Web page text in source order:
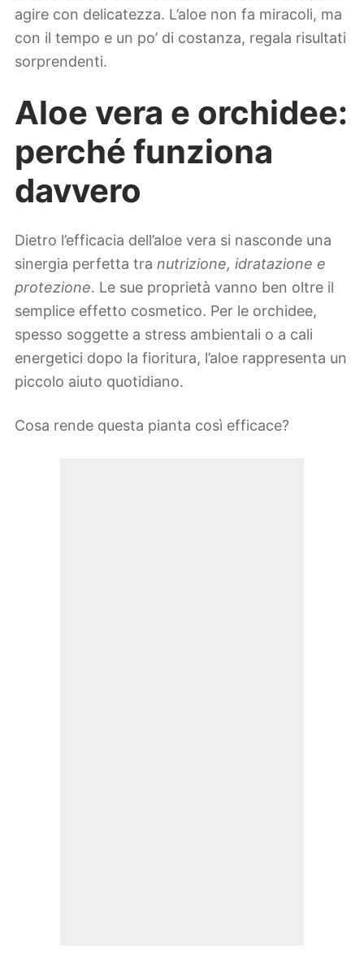
agire con delicatezza. L’aloe non fa miracoli, ma
con il tempo e un po’ di costanza, regala risultati
sorprendenti.
Aloe vera e orchidee:
perché funziona
davvero
Dietro l’efficacia dell’aloe vera si nasconde una
sinergia perfetta tra nutrizione, idratazione e
protezione. Le sue proprietà vanno ben oltre il
semplice effetto cosmetico. Per le orchidee,
spesso soggette a stress ambientali o a cali
energetici dopo la fioritura, l’aloe rappresenta un
piccolo aiuto quotidiano.
Cosa rende questa pianta così efficace?